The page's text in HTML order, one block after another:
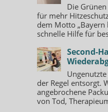
Die
für mehr
dem Motto
schnelle Hilfe für
Second-
der Regel entsorgt.
angebrochene
von Tod,